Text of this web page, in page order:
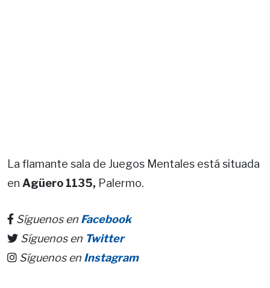
La flamante sala de Juegos Mentales está situada
en Agüero 1135, Palermo.
Síguenos en Facebook
Síguenos en Twitter
Síguenos en Instagram